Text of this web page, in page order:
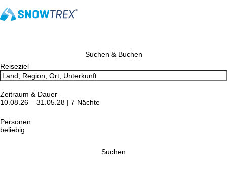
Suchen & Buchen
Reiseziel
Zeitraum & Dauer
10.08.26 – 31.05.28 | 7 Nächte
Personen
beliebig
Suchen